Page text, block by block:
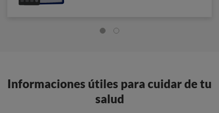
Informaciones útiles para cuidar de tu
salud